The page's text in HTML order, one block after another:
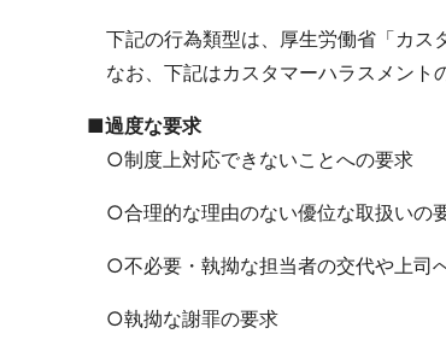
下記の行為類型は、厚生労働省「カス
なお、下記はカスタマーハラスメント
■過度な要求
○制度上対応できないことへの要求
○合理的な理由のない優位な取扱いの
○不必要・執拗な担当者の交代や上司
○執拗な謝罪の要求